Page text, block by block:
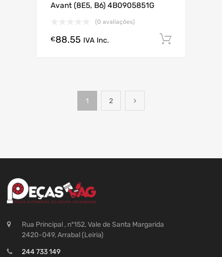
Avant (8E5, B6) 4B0905851G
(0 avaliações)
€88.55 IVA Inc.
1 2
Rua Principal , nº152, Vale de Santa Margarida
2420-049, Arrabal (Leiria)
244 733 149